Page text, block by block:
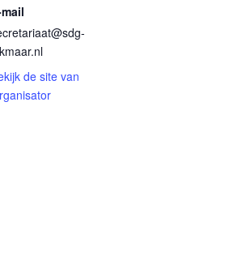
de site van